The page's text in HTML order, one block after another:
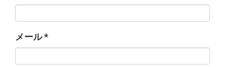
メール*